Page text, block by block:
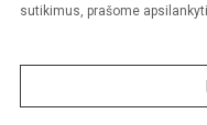
sutikimus, prašome apsilankyti
Sumanus būdas